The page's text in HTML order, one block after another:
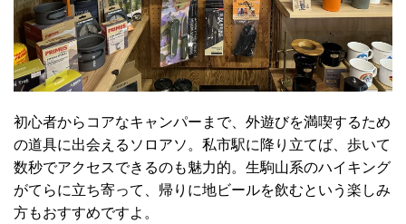
初心者からコアなキャンパーまで、外遊びを満喫するため
の道具に出会えるソロアソ。私市駅に降り立てば、歩いて
数秒でアクセスできるのも魅力的。生駒山系のハイキング
がてらに立ち寄って、帰りに地ビールを飲むという楽しみ
方もおすすめですよ。